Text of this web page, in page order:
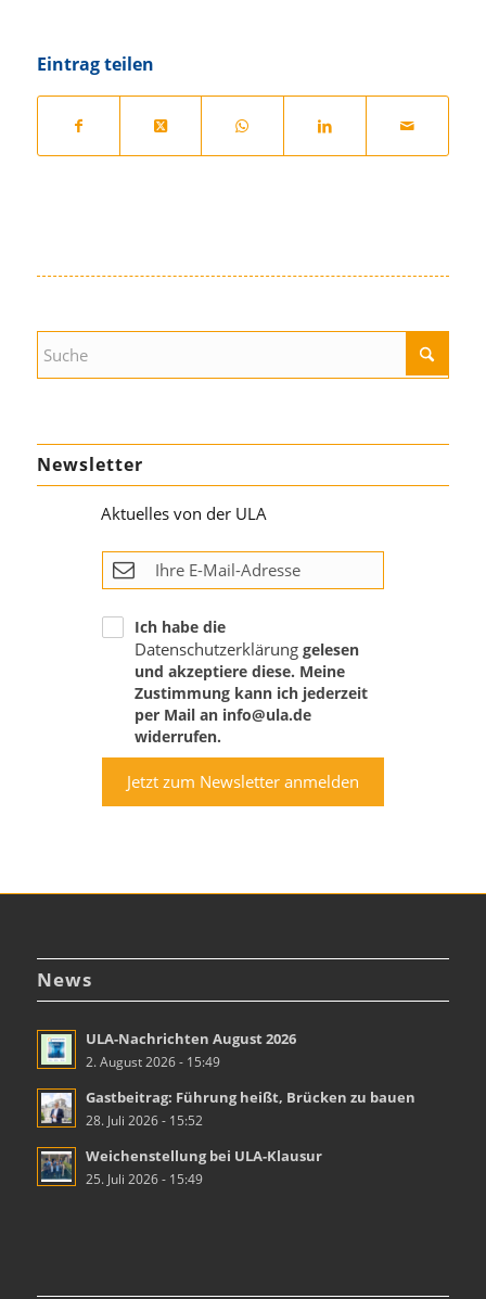
Eintrag teilen
Newsletter
Jetzt zum Newsletter anmelden
Aktuelles von der ULA
Ich habe die
Datenschutzerklärung gelesen
und akzeptiere diese. Meine
Zustimmung kann ich jederzeit
per Mail an info@ula.de
widerrufen.
News
ULA-Nachrichten August 2026
2. August 2026 - 15:49
Gastbeitrag: Führung heißt, Brücken zu bauen
28. Juli 2026 - 15:52
Weichenstellung bei ULA-Klausur
25. Juli 2026 - 15:49